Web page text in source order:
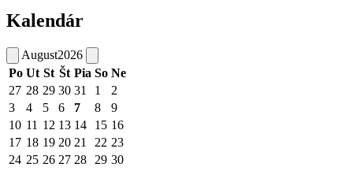
Kalendár
August2026
Po Ut St Št Pia So Ne
27 28 29 30 31 1
2
3
4 5 6 7 8
9
10 11 12 13 14 15 16
17 18 19 20 21 22 23
24 25 26 27 28 29 30